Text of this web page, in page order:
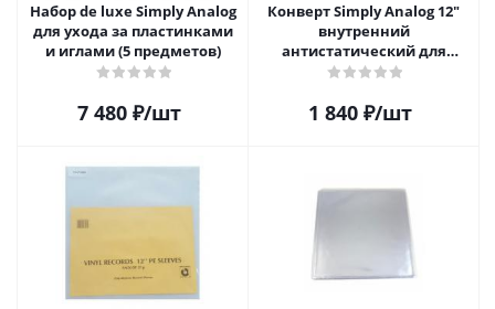
Набор de luxe Simply Analog
для ухода за пластинками
и иглами (5 предметов)
7 480₽/шт
Конверт Simply Analog 12"
внутренний
антистатический для
пластинок (25шт)
1 840₽/шт